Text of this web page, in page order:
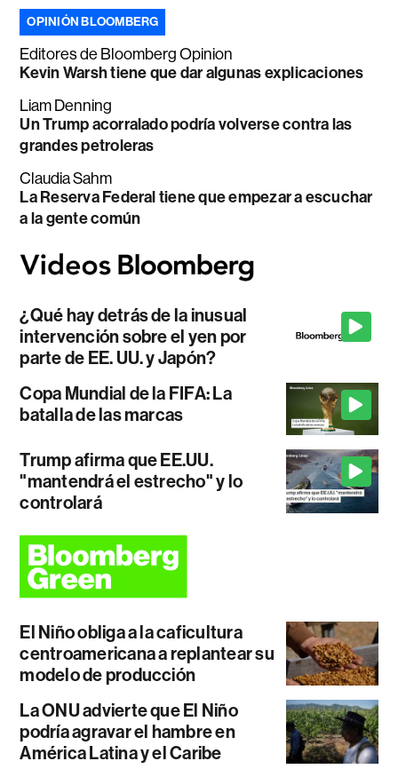
OPINIÓN BLOOMBERG
Editores de Bloomberg Opinion
Kevin Warsh tiene que dar algunas explicaciones
Liam Denning
Un Trump acorralado podría volverse contra las
grandes petroleras
Claudia Sahm
La Reserva Federal tiene que empezar a escuchar
a la gente común
¿Qué hay detrás de la inusual
intervención sobre el yen por
parte de EE. UU. y Japón?
Copa Mundial de la FIFA: La
batalla de las marcas
Trump afirma que EE.UU.
"mantendrá el estrecho" y lo
controlará
El Niño obliga a la caficultura
centroamericana a replantear su
modelo de producción
La ONU advierte que El Niño
podría agravar el hambre en
América Latina y el Caribe